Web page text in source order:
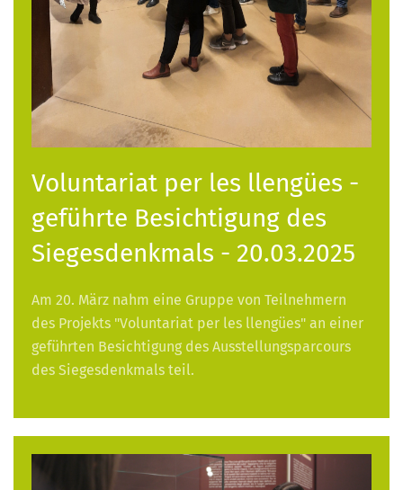
Voluntariat per les llengües -
geführte Besichtigung des
Siegesdenkmals - 20.03.2025
Am 20. März nahm eine Gruppe von Teilnehmern
des Projekts "Voluntariat per les llengües" an einer
geführten Besichtigung des Ausstellungsparcours
des Siegesdenkmals teil.